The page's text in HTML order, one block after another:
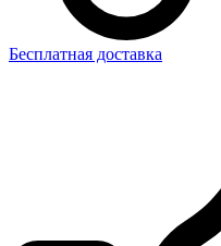
Бесплатная доставка